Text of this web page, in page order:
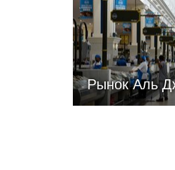
Рынок Аль